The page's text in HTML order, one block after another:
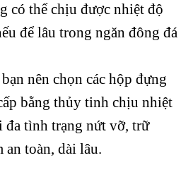
có thể chịu được nhiệt độ
để lâu trong ngăn đông đá
nên chọn các hộp đựng
bằng thủy tinh chịu nhiệt
đa tình trạng nứt vỡ, trữ
an toàn, dài lâu.